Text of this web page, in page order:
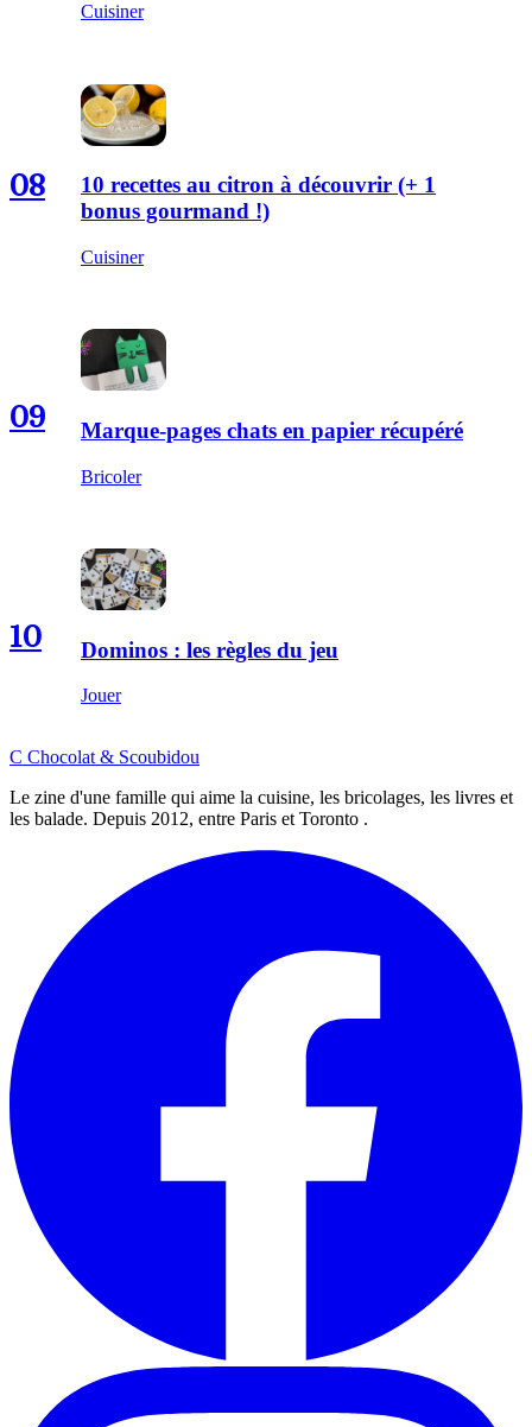
Cuisiner
08
10 recettes au citron à découvrir (+ 1
bonus gourmand !)
Cuisiner
09 Marque-pages chats en papier récupéré
Bricoler
10 Dominos : les règles du jeu
Jouer
C Chocolat & Scoubidou
Le zine d'une famille qui aime la cuisine, les bricolages, les livres et
les balade. Depuis 2012, entre Paris et Toronto .